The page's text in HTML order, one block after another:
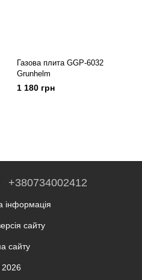
Газова плита GGP-6032
Grunhelm
1 180 грн
+380734002412
інформація
сайту
сайту